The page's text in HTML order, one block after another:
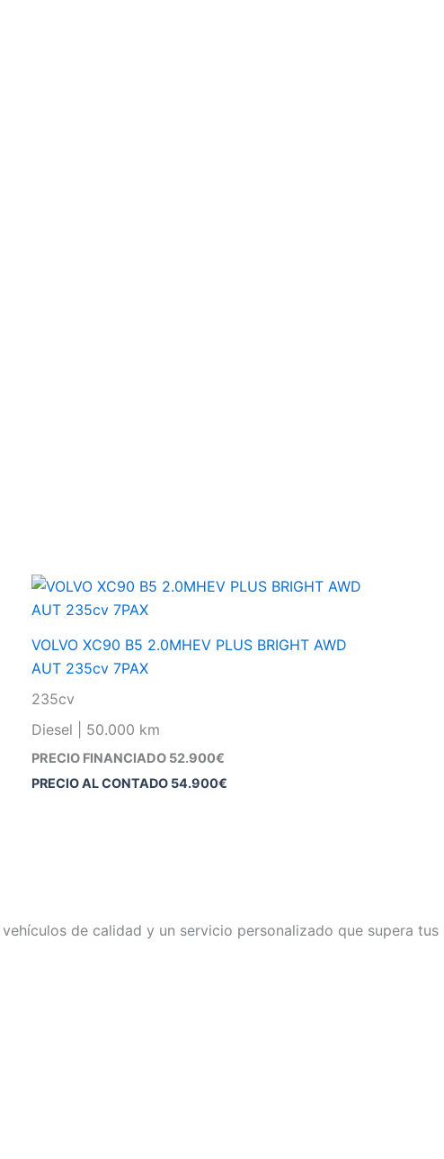
VOLVO XC90 B5 2.0MHEV PLUS BRIGHT AWD
AUT 235cv 7PAX
235cv
Diesel | 50.000 km
PRECIO FINANCIADO 52.900€
PRECIO AL CONTADO 54.900€
de calidad y un servicio personalizado que supera tus